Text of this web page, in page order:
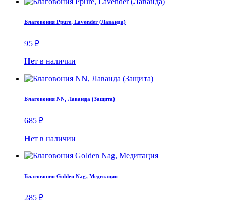
Благовония Ppure, Lavender (Лаванда)
95 ₽
Нет в наличии
Благовония NN, Лаванда (Защита)
685 ₽
Нет в наличии
Благовония Golden Nag, Медитация
285 ₽